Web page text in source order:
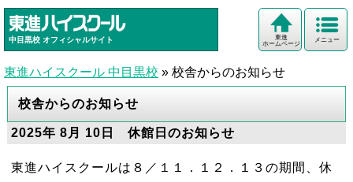
中目黒校 オフィシャルサイト メニュー
東進
ホームページ
東進ハイスクール 中目黒校 » 校舎からのお知らせ
校舎からのお知らせ
2025年 8月 10日 休館日のお知らせ
東進ハイスクールは８／１１．１２．１３の期間、休